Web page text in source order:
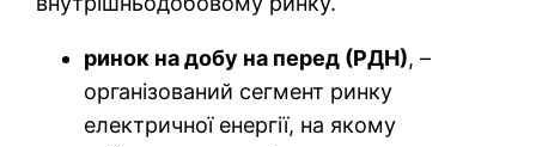
ринок на добу на перед (РДН), –
організований сегмент ринку
електричної енергії, на якому